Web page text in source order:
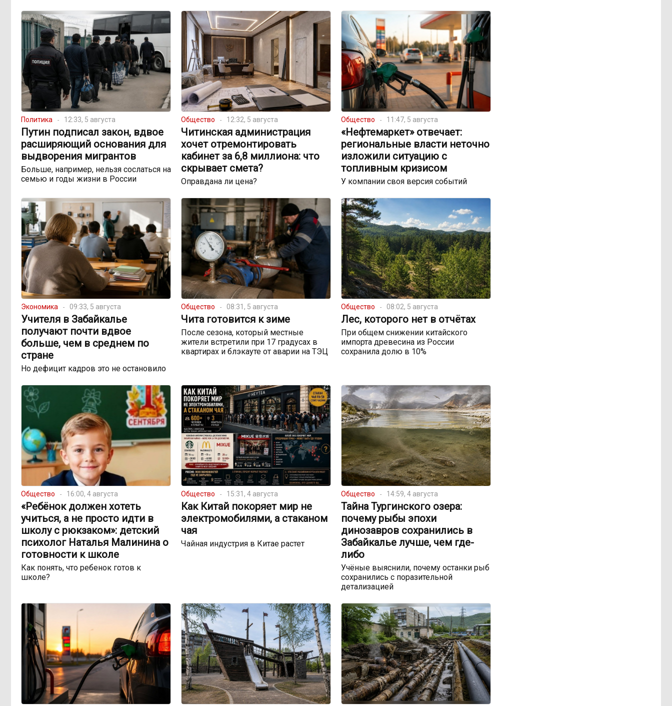
Политика 12:33, 5 августа
Путин подписал закон, вдвое
расширяющий основания для
выдворения мигрантов
Больше, например, нельзя сослаться на
семью и годы жизни в России
Общество 12:32, 5 августа
Читинская администрация
хочет отремонтировать
кабинет за 6,8 миллиона: что
скрывает смета?
Оправдана ли цена?
Общество 11:47, 5 августа
«Нефтемаркет» отвечает:
региональные власти неточно
изложили ситуацию с
топливным кризисом
У компании своя версия событий
Экономика 09:33, 5 августа
Учителя в Забайкалье
получают почти вдвое
больше, чем в среднем по
стране
Но дефицит кадров это не остановило
Общество 08:31, 5 августа
Чита готовится к зиме
После сезона, который местные
жители встретили при 17 градусах в
квартирах и блэкауте от аварии на ТЭЦ
Общество 08:02, 5 августа
Лес, которого нет в отчётах
При общем снижении китайского
импорта древесина из России
сохранила долю в 10%
Общество 16:00, 4 августа
«Ребёнок должен хотеть
учиться, а не просто идти в
школу с рюкзаком»: детский
психолог Наталья Малинина о
готовности к школе
Как понять, что ребенок готов к
школе?
Общество 15:31, 4 августа
Как Китай покоряет мир не
электромобилями, а стаканом
чая
Чайная индустрия в Китае растет
Общество 14:59, 4 августа
Тайна Тургинского озера:
почему рыбы эпохи
динозавров сохранились в
Забайкалье лучше, чем где-
либо
Учёные выяснили, почему останки рыб
сохранились с поразительной
детализацией